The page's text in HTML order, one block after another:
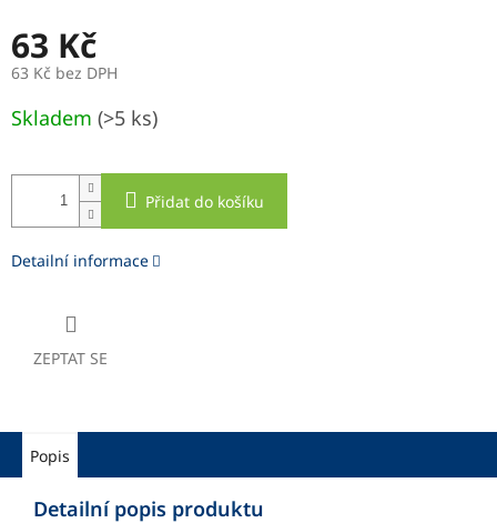
63 Kč
63 Kč bez DPH
cena:
Skladem (>5 ks)
Přidat do košíku
Detailní informace
ZEPTAT SE
Popis
Detailní popis produktu